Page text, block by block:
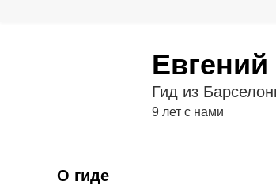
Евгений
Гид из
9 лет с нами
О гиде